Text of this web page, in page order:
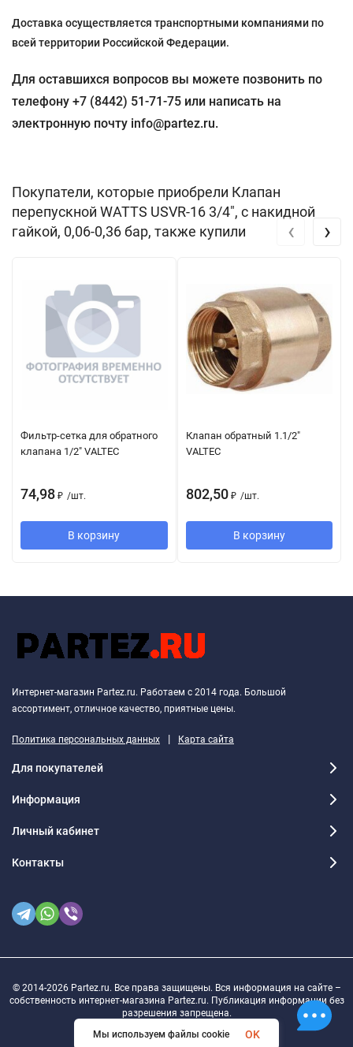
Доставка осуществляется транспортными компаниями по
всей территории Российской Федерации.
Для оставшихся вопросов вы можете позвонить по
телефону +7 (8442) 51-71-75 или написать на
электронную почту info@partez.ru.
Покупатели, которые приобрели Клапан
перепускной WATTS USVR-16 3/4", с накидной
гайкой, 0,06-0,36 бар, также купили
Фильтр-сетка для обратного
клапана 1/2" VALTEC
74,98 ₽ /шт.
В корзину
Клапан обратный 1.1/2"
VALTEC
802,50 ₽ /шт.
В корзину
‹ ›
Интернет-магазин Partez.ru. Работаем с 2014 года. Большой
ассортимент, отличное качество, приятные цены.
Политика персональных данных | Карта сайта
Для покупателей
Информация
Личный кабинет
Контакты
© 2014-2026 Partez.ru. Все права защищены. Вся информация на сайте –
собственность интернет-магазина Partez.ru. Публикация информации без
разрешения запрещена.
Мы используем файлы cookie
OK